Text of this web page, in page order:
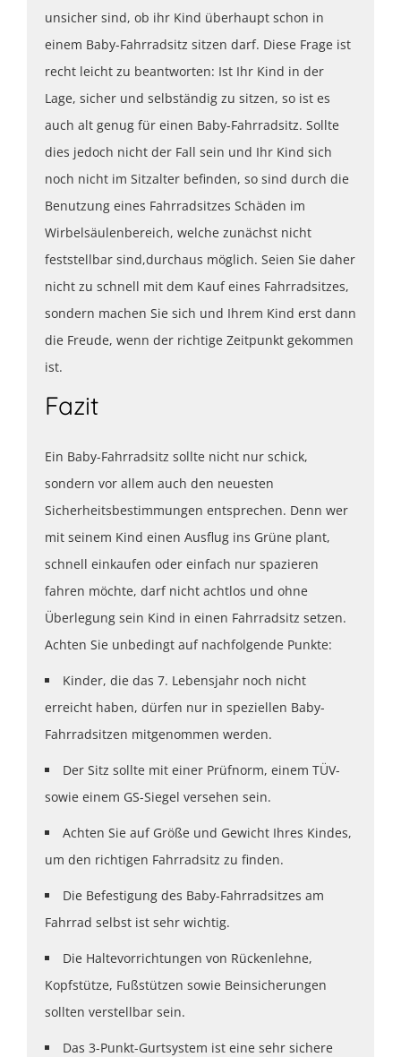
unsicher sind, ob ihr Kind überhaupt schon in
einem Baby-Fahrradsitz sitzen darf. Diese Frage ist
recht leicht zu beantworten: Ist Ihr Kind in der
Lage, sicher und selbständig zu sitzen, so ist es
auch alt genug für einen Baby-Fahrradsitz. Sollte
dies jedoch nicht der Fall sein und Ihr Kind sich
noch nicht im Sitzalter befinden, so sind durch die
Benutzung eines Fahrradsitzes Schäden im
Wirbelsäulenbereich, welche zunächst nicht
feststellbar sind,durchaus möglich. Seien Sie daher
nicht zu schnell mit dem Kauf eines Fahrradsitzes,
sondern machen Sie sich und Ihrem Kind erst dann
die Freude, wenn der richtige Zeitpunkt gekommen
ist.
Fazit
Ein Baby-Fahrradsitz sollte nicht nur schick,
sondern vor allem auch den neuesten
Sicherheitsbestimmungen entsprechen. Denn wer
mit seinem Kind einen Ausflug ins Grüne plant,
schnell einkaufen oder einfach nur spazieren
fahren möchte, darf nicht achtlos und ohne
Überlegung sein Kind in einen Fahrradsitz setzen.
Achten Sie unbedingt auf nachfolgende Punkte:
Kinder, die das 7. Lebensjahr noch nicht
erreicht haben, dürfen nur in speziellen Baby-
Fahrradsitzen mitgenommen werden.
Der Sitz sollte mit einer Prüfnorm, einem TÜV-
sowie einem GS-Siegel versehen sein.
Achten Sie auf Größe und Gewicht Ihres Kindes,
um den richtigen Fahrradsitz zu finden.
Die Befestigung des Baby-Fahrradsitzes am
Fahrrad selbst ist sehr wichtig.
Die Haltevorrichtungen von Rückenlehne,
Kopfstütze, Fußstützen sowie Beinsicherungen
sollten verstellbar sein.
Das 3-Punkt-Gurtsystem ist eine sehr sichere